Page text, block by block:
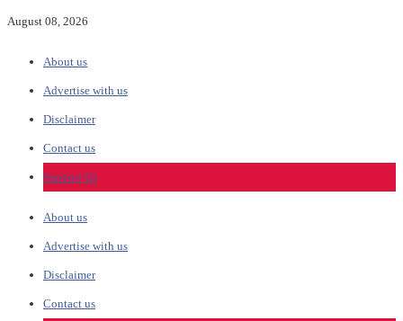
August 08, 2026
About us
Advertise with us
Disclaimer
Contact us
Support Us
About us
Advertise with us
Disclaimer
Contact us